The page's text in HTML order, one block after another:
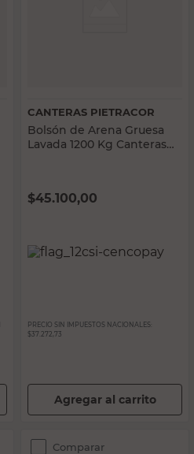
CANTERAS PIETRACOR
Bolsón de Arena Gruesa
Lavada 1200 Kg Canteras
$45.100,00
PRECIO SIN IMPUESTOS NACIONALES:
$37.272,73
Agregar al carrito
Comparar